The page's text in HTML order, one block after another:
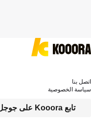
تابع Kooora على جوجل
اتصل بنا
سياسة الخصوصية